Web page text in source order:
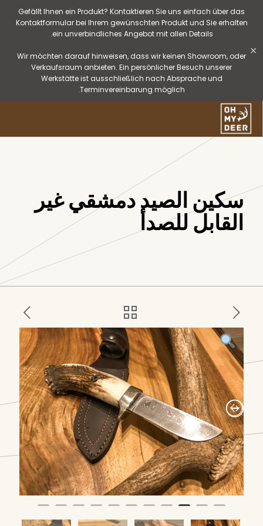
Gefällt Ihnen ein Produkt? Kontaktieren Sie uns einfach über das
Kontaktformular bei Ihrem gewünschten Produkt und Sie erhalten
ein unverbindliches Angebot mit allen Details.
Wir möchten darauf hinweisen, dass wir keinen Showroom, oder
Verkaufsraum anbieten. Ein persönlicher Besuch unserer
Werkstätte ist ausschließlich nach Absprache und
Terminvereinbarung möglich.
✕
سكين الصيد دمشقي غير
القابل للصدأ